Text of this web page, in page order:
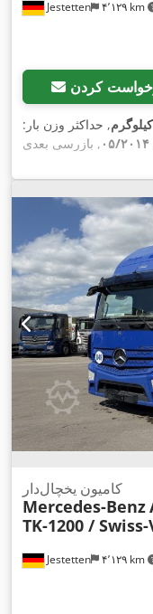
Jestetten ۴٬۱۲۹ km
کردن
, حداکثر وزن بار:
۰۵/۲۰۱۴
385/55 R22.5
۱۸٬۰۰۰ کیلوگرم,
Jestetten ۴٬۱۲۹ km
کامیون یخچال‌دار
Mercedes-Benz
TK-1200 /